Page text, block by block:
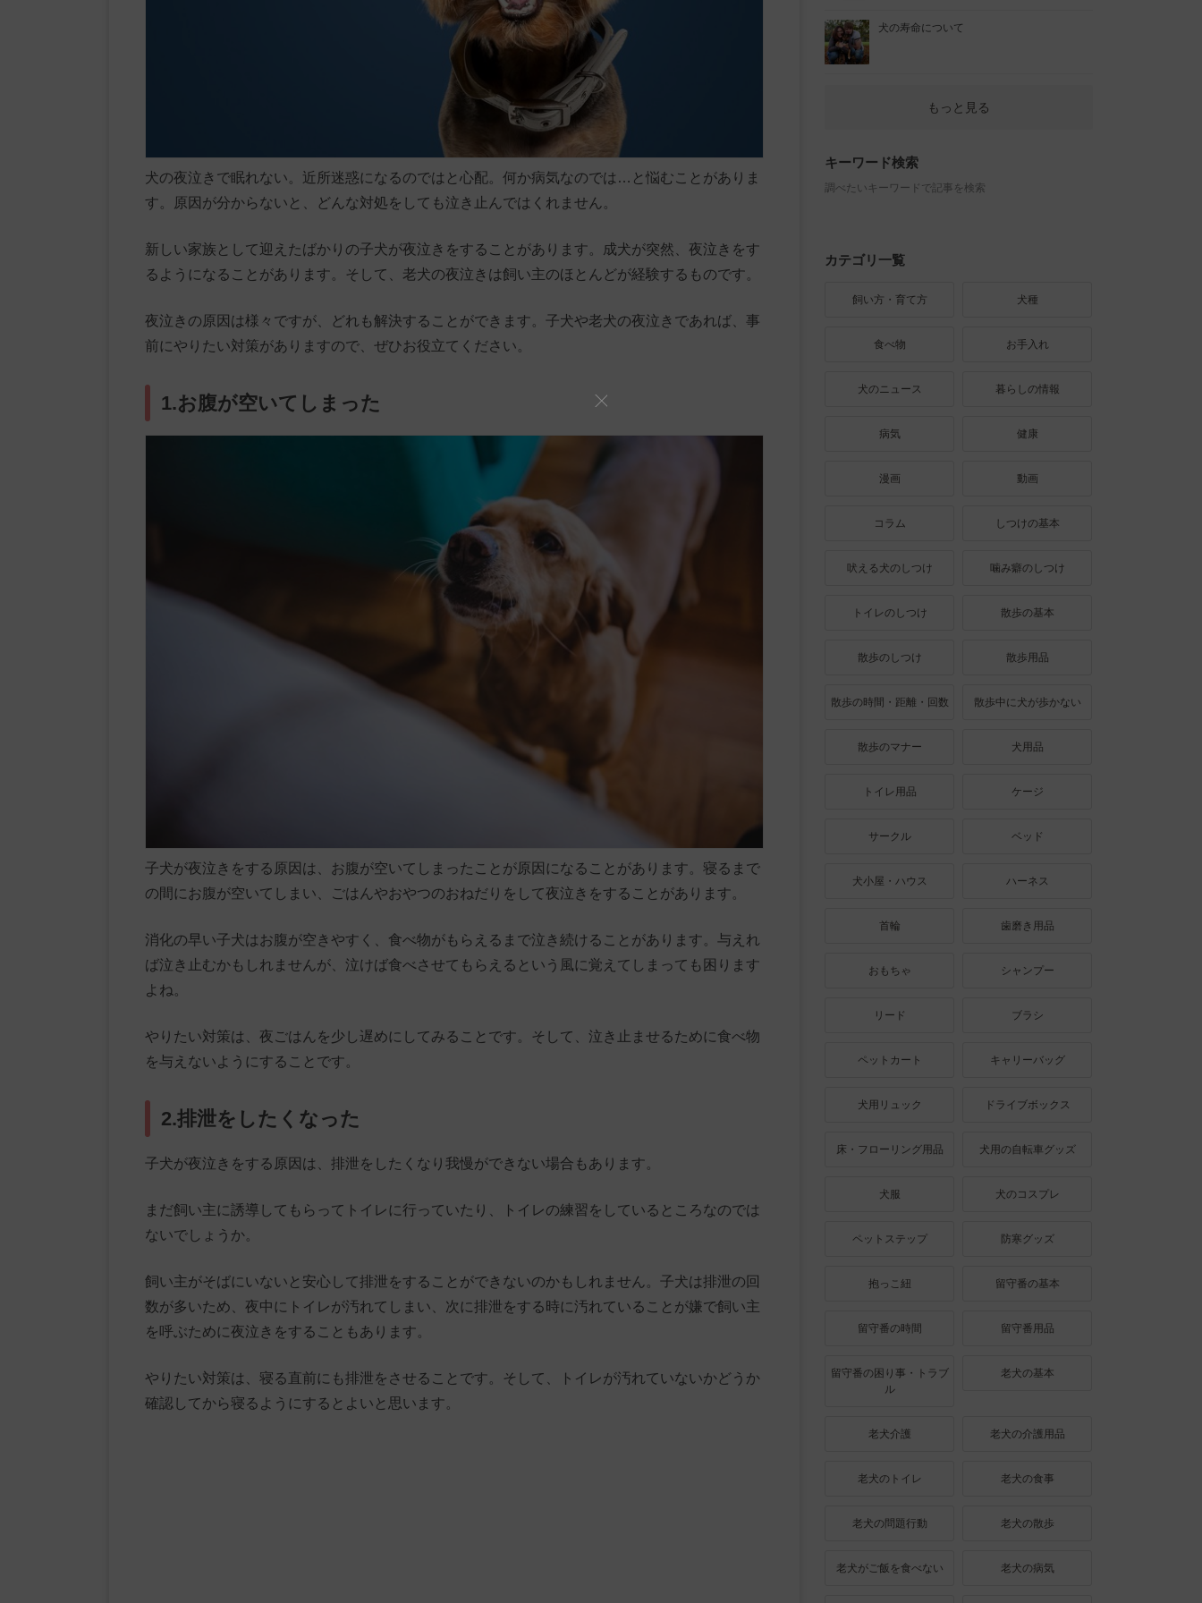
犬の夜泣きで眠れない。近所迷惑になるのではと心配。何か病気なのでは…と悩むことがありま
す。原因が分からないと、どんな対処をしても泣き止んではくれません。
新しい家族として迎えたばかりの子犬が夜泣きをすることがあります。成犬が突然、夜泣きをす
るようになることがあります。そして、老犬の夜泣きは飼い主のほとんどが経験するものです。
夜泣きの原因は様々ですが、どれも解決することができます。子犬や老犬の夜泣きであれば、事
前にやりたい対策がありますので、ぜひお役立てください。
1.お腹が空いてしまった
子犬が夜泣きをする原因は、お腹が空いてしまったことが原因になることがあります。寝るまで
の間にお腹が空いてしまい、ごはんやおやつのおねだりをして夜泣きをすることがあります。
消化の早い子犬はお腹が空きやすく、食べ物がもらえるまで泣き続けることがあります。与えれ
ば泣き止むかもしれませんが、泣けば食べさせてもらえるという風に覚えてしまっても困ります
よね。
やりたい対策は、夜ごはんを少し遅めにしてみることです。そして、泣き止ませるために食べ物
を与えないようにすることです。
2.排泄をしたくなった
子犬が夜泣きをする原因は、排泄をしたくなり我慢ができない場合もあります。
まだ飼い主に誘導してもらってトイレに行っていたり、トイレの練習をしているところなのでは
ないでしょうか。
飼い主がそばにいないと安心して排泄をすることができないのかもしれません。子犬は排泄の回
数が多いため、夜中にトイレが汚れてしまい、次に排泄をする時に汚れていることが嫌で飼い主
を呼ぶために夜泣きをすることもあります。
やりたい対策は、寝る直前にも排泄をさせることです。そして、トイレが汚れていないかどうか
確認してから寝るようにするとよいと思います。
犬の寿命について
もっと見る
キーワード検索
調べたいキーワードで記事を検索
カテゴリ一覧
飼い方・育て方 犬種
食べ物 お手入れ
犬のニュース 暮らしの情報
病気 健康
漫画 動画
コラム しつけの基本
吠える犬のしつけ 噛み癖のしつけ
トイレのしつけ 散歩の基本
散歩のしつけ 散歩用品
散歩の時間・距離・回数 散歩中に犬が歩かない
散歩のマナー 犬用品
トイレ用品 ケージ
サークル ベッド
犬小屋・ハウス ハーネス
首輪 歯磨き用品
おもちゃ シャンプー
リード ブラシ
ペットカート キャリーバッグ
犬用リュック ドライブボックス
床・フローリング用品 犬用の自転車グッズ
犬服 犬のコスプレ
ペットステップ 防寒グッズ
抱っこ紐 留守番の基本
留守番の時間 留守番用品
留守番の困り事・トラブ
ル
老犬の基本
老犬介護 老犬の介護用品
老犬のトイレ 老犬の食事
老犬の問題行動 老犬の散歩
老犬がご飯を食べない 老犬の病気